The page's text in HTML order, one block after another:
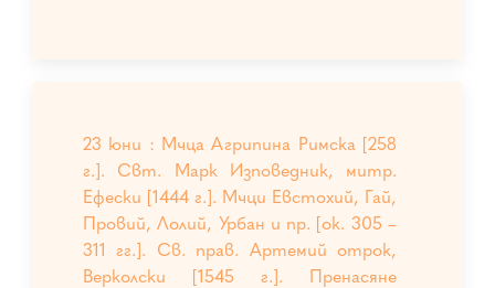
23 юни : Мчца Агрипина Римска [258
г.]. Свт. Марк Изповедник, митр.
Ефески [1444 г.]. Мчци Евстохий, Гай,
Провий, Лолий, Урбан и пр. [ок. 305 –
311 гг.]. Св. прав. Артемий отрок,
Верколски [1545 г.]. Пренасяне